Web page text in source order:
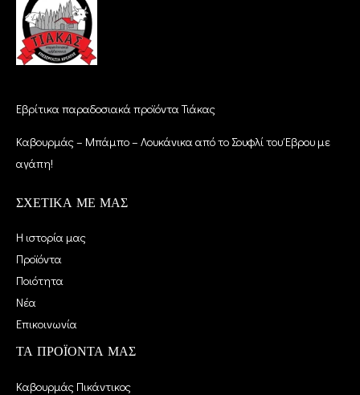
Εβρίτικα παραδοσιακά προϊόντα Τιάκας
Καβουρμάς – Μπάμπο – Λουκάνικα από το Σουφλί του Έβρου με
αγάπη!
ΣΧΕΤΙΚΑ ΜΕ ΜΑΣ
Η ιστορία μας
Προϊόντα
Ποιότητα
Νέα
Επικοινωνία
ΤΑ ΠΡΟΪΟΝΤΑ ΜΑΣ
Καβουρμάς Πικάντικος